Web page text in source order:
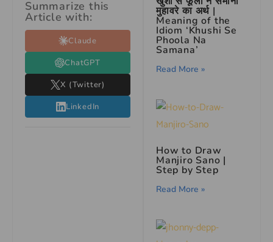
Summarize this
Article with:
Claude
ChatGPT
X (Twitter)
LinkedIn
मुहावरे का अर्थ |
Meaning of the
Idiom ‘Khushi Se
Phoola Na
Samana’
Read More »
How to Draw
Manjiro Sano |
Step by Step
Read More »